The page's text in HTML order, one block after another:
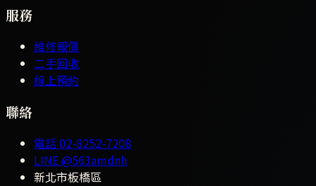
服務
維修報價
二手回收
線上預約
聯絡
電話02-8252-7208
LINE@563amdnh
新北市板橋區